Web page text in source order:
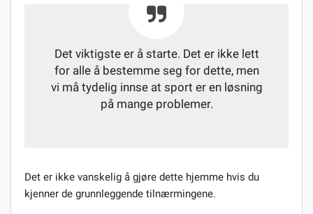
Det viktigste er å starte. Det er ikke lett
for alle å bestemme seg for dette, men
vi må tydelig innse at sport er en løsning
på mange problemer.
Det er ikke vanskelig å gjøre dette hjemme hvis du
kjenner de grunnleggende tilnærmingene.